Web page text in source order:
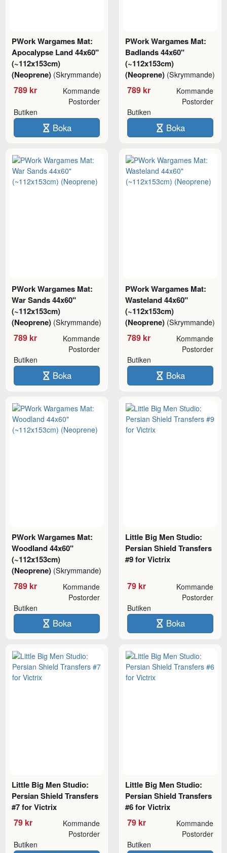
PWork Wargames Mat:
Apocalypse Land 44x60"
(~112x153cm)
(Neoprene) (Skrymmande)
789 kr Kommande
Butiken
Postorder
Boka
PWork Wargames Mat:
Badlands 44x60"
(~112x153cm)
(Neoprene) (Skrymmande)
789 kr Kommande
Butiken
Postorder
Boka
PWork Wargames Mat:
War Sands 44x60"
(~112x153cm)
(Neoprene) (Skrymmande)
789 kr Kommande
Butiken
Postorder
Boka
PWork Wargames Mat:
Wasteland 44x60"
(~112x153cm)
(Neoprene) (Skrymmande)
789 kr Kommande
Butiken
Postorder
Boka
PWork Wargames Mat:
Woodland 44x60"
(~112x153cm)
(Neoprene) (Skrymmande)
789 kr Kommande
Butiken
Postorder
Boka
Little Big Men Studio:
Persian Shield Transfers
#9 for Victrix
79 kr Kommande
Butiken
Postorder
Boka
Little Big Men Studio:
Persian Shield Transfers
#7 for Victrix
79 kr Kommande
Butiken
Postorder
Little Big Men Studio:
Persian Shield Transfers
#6 for Victrix
79 kr Kommande
Butiken
Postorder